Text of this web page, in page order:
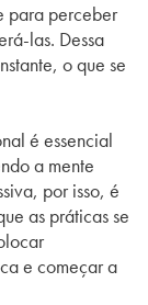
para perceber
las. Dessa
o que se
é essencial
a mente
por isso, é
as práticas se
e começar a